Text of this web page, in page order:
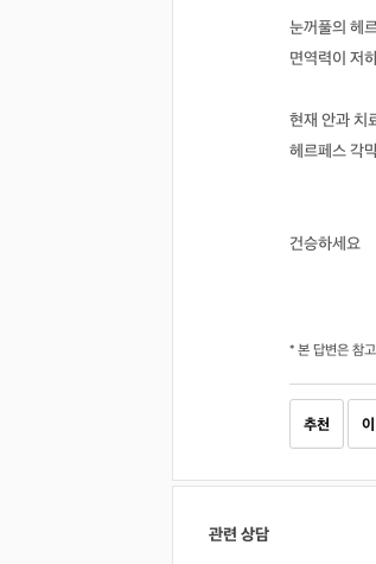
눈꺼풀의 헤
면역력이 저
현재 안과 치
헤르페스 각
건승하세요
* 본 답변은 참
추천
관련 상담